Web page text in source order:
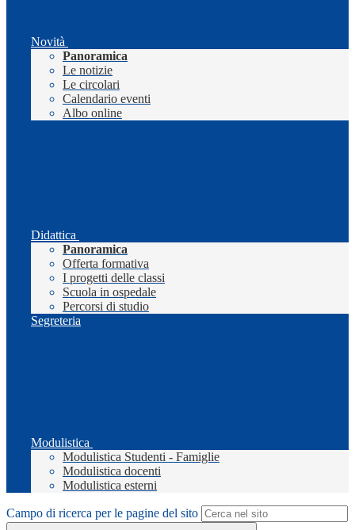
Novità
Panoramica
Le notizie
Le circolari
Calendario eventi
Albo online
Didattica
Panoramica
Offerta formativa
I progetti delle classi
Scuola in ospedale
Percorsi di studio
Segreteria
Modulistica
Modulistica Studenti - Famiglie
Modulistica docenti
Modulistica esterni
Campo di ricerca per le pagine del sito